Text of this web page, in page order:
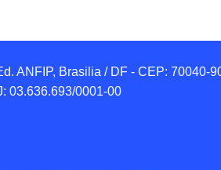
ANFIP, Brasilia / DF - CEP: 70040-
03.636.693/0001-00